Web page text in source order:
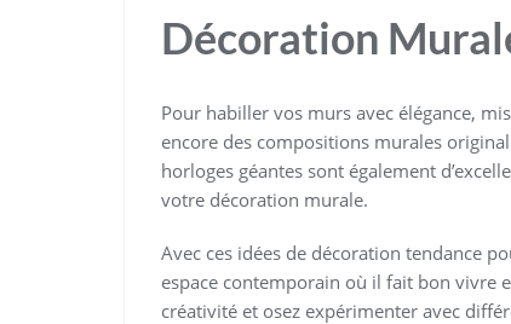
Décoration
Pour habiller vos murs avec élégance,
encore des compositions murales
horloges géantes sont également
votre décoration murale.
Avec ces idées de décoration tendance
espace contemporain où il fait bon vivre
créativité et osez expérimenter avec